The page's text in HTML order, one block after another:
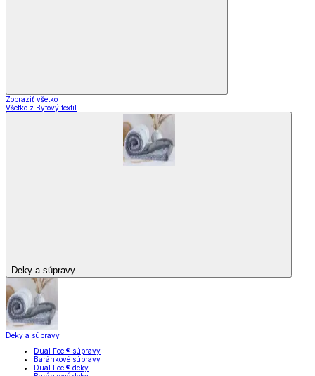
Zobraziť všetko
Všetko z Bytový textil
Deky a súpravy
Deky a súpravy
Dual Feel® súpravy
Baránkové súpravy
Dual Feel® deky